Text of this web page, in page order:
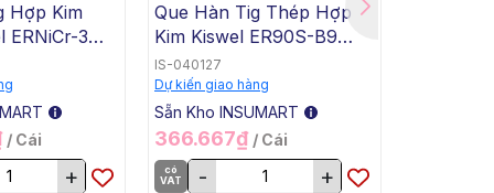
Hợp Kim
ERNiCr-3
5
/ Thùng
/ Cái
+
Que Hàn Tig Thép Hợp
Kim Kiswel ER90S-B9
T90SB9, 2.4x1000mm, 5
Kg / Hộp, 20 Kg / Thùng
IS-040127
Dự kiến giao hàng
Sẵn Kho INSUMART
366.667₫ / Cái
có
VAT
- +